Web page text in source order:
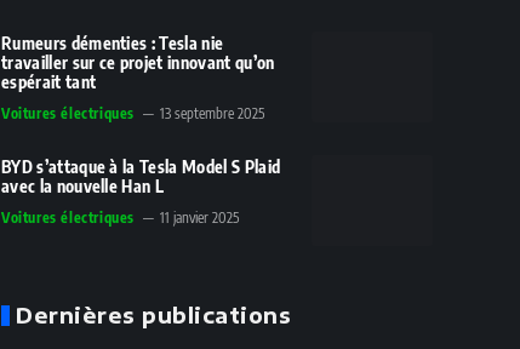
Rumeurs démenties : Tesla nie
travailler sur ce projet innovant qu’on
espérait tant
Voitures électriques 13 septembre 2025
BYD s’attaque à la Tesla Model S Plaid
avec la nouvelle Han L
Voitures électriques 11 janvier 2025
Dernières publications